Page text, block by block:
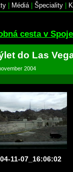
Médiá| Špeciality
cesta v
do Las
2004
11-07_16:06:02